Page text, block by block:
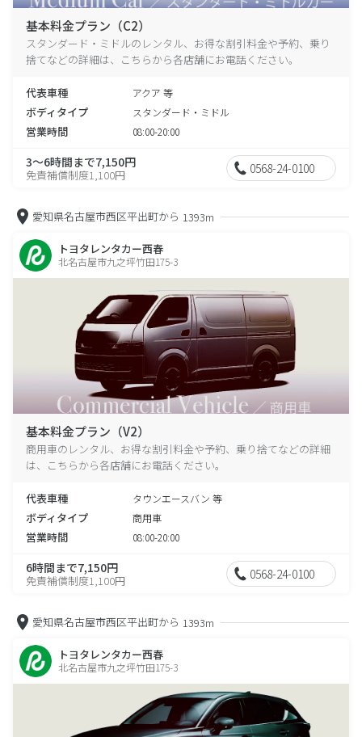
基本料金プラン（C2）
スタンダード・ミドルのレンタル、お得な割引料金や予約、乗り
捨てなどの詳細は、こちらから各店舗にお電話ください。
代表車種 アクア 等
ボディタイプ スタンダード・ミドル
営業時間 08:00-20:00
3～6時間まで7,150円
免責補償制度1,100円 0568-24-0100
愛知県名古屋市西区平出町から 1393m
トヨタレンタカー西春
北名古屋市九之坪竹田175-3
基本料金プラン（V2）
商用車のレンタル、お得な割引料金や予約、乗り捨てなどの詳細
は、こちらから各店舗にお電話ください。
代表車種 タウンエースバン 等
ボディタイプ 商用車
営業時間 08:00-20:00
6時間まで7,150円
免責補償制度1,100円 0568-24-0100
愛知県名古屋市西区平出町から 1393m
トヨタレンタカー西春
北名古屋市九之坪竹田175-3